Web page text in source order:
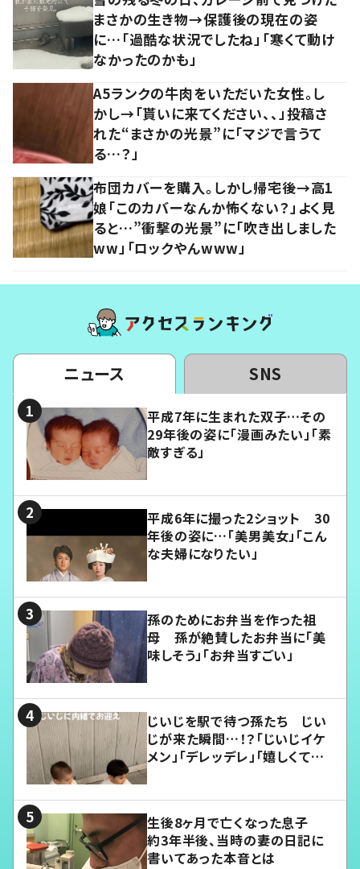
まさかの生き物→保護後の現在の姿
に…「過酷な状況でしたね」「寒くて動け
なかったのかも」
A5ランクの牛肉をいただいた女性。し
かし→「貰いに来てください、、」投稿さ
れた“まさかの光景”に「マジで言うて
る…？」
布団カバーを購入。しかし帰宅後→高1
娘「このカバーなんか怖くない？」よく見
ると…”衝撃の光景”に「吹き出しました
ww」「ロックやんwww」
ニュース SNS
平成7年に生まれた双子…その
29年後の姿に「漫画みたい」「素
敵すぎる」
平成6年に撮った2ショット 30
年後の姿に…「美男美女」「こん
な夫婦になりたい」
孫のためにお弁当を作った祖
母 孫が絶賛したお弁当に「美
味しそう」「お弁当すごい」
じいじを駅で待つ孫たち じい
じが来た瞬間…！？「じいじイケ
メン」「デレッデレ」「嬉しくて可
生後8ヶ月で亡くなった息子
約3年半後、当時の妻の日記に
書いてあった本音とは